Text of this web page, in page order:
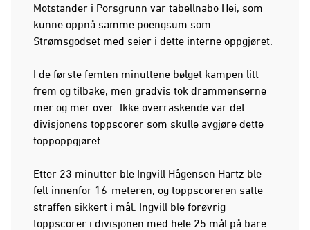
Motstander i Porsgrunn var tabellnabo Hei, som
kunne oppnå samme poengsum som
Strømsgodset med seier i dette interne oppgjøret.
I de første femten minuttene bølget kampen litt
frem og tilbake, men gradvis tok drammenserne
mer og mer over. Ikke overraskende var det
divisjonens toppscorer som skulle avgjøre dette
toppoppgjøret.
Etter 23 minutter ble Ingvill Hågensen Hartz ble
felt innenfor 16-meteren, og toppscoreren satte
straffen sikkert i mål. Ingvill ble forøvrig
toppscorer i divisjonen med hele 25 mål på bare